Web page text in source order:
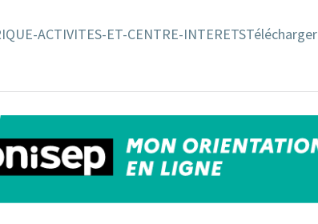
ACTIVITES-ET-CENTRE-INTERETSTélécharger